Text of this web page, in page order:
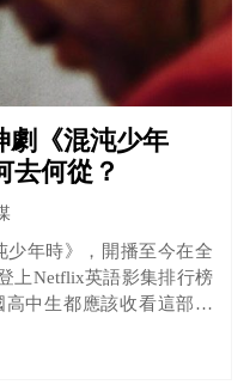
劇《混沌少年
去何從？
年時》，開播至今在全
上Netflix英語影集排行榜
中生都應該收看這部神